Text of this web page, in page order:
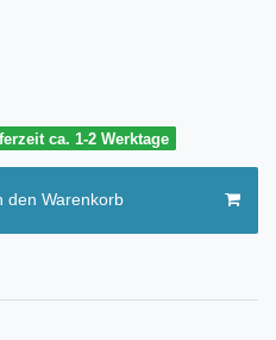
ca. 1-2 Werktage
den Warenkorb